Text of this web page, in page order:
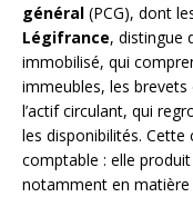
général (PCG), dont
Légifrance, distingue
immobilisé, qui
immeubles, les
l’actif circulant, qui
les disponibilités. Cette
comptable : elle
notamment en matière